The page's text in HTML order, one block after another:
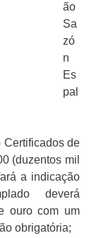
ão
Sa
zó
n
Es
pal
Certificados de
(duzentos mil
a indicação
deverá
ouro com um
obrigatória;